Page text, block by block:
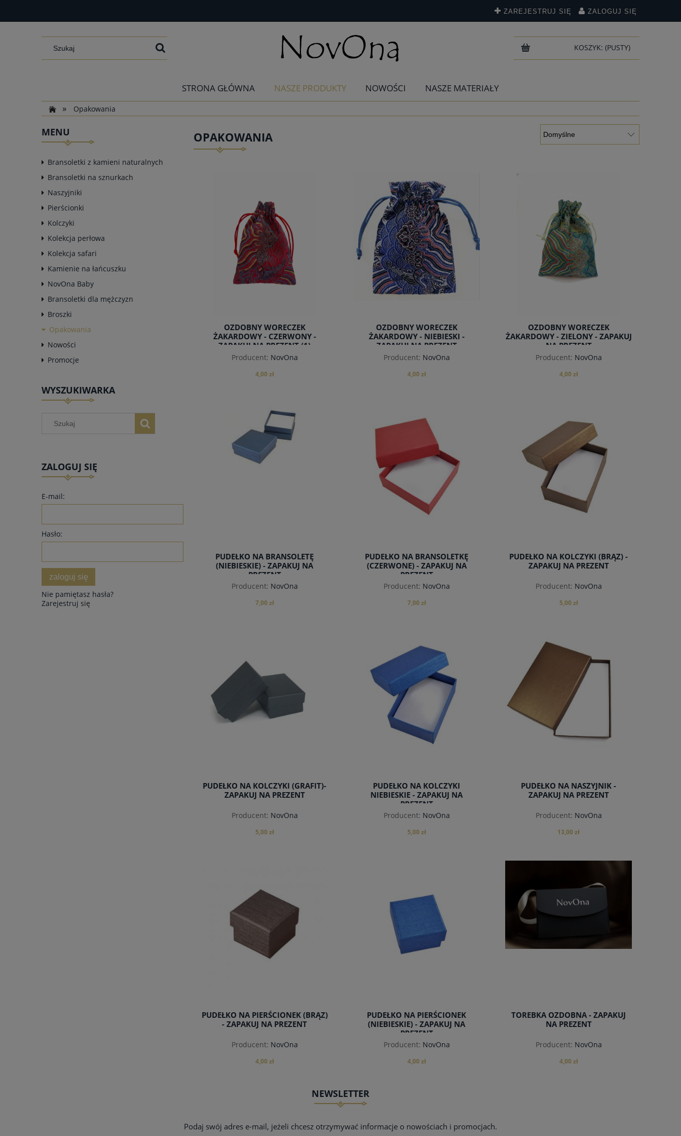
ZAREJESTRUJ SIĘ ZALOGUJ SIĘ
KOSZYK: (PUSTY)
STRONA GŁÓWNA NASZE PRODUKTY NOWOŚCI
NASZE MATERIAŁY
»
Opakowania
MENU
Bransoletki z kamieni naturalnych
Bransoletki na sznurkach
Naszyjniki
Pierścionki
Kolczyki
Kolekcja perłowa
Kolekcja safari
Kamienie na łańcuszku
NovOna Baby
Bransoletki dla mężczyzn
Broszki
Opakowania
Nowości
Promocje
WYSZUKIWARKA
ZALOGUJ SIĘ
E-mail:
Hasło:
zaloguj się
Nie pamiętasz hasła?
Zarejestruj się
OPAKOWANIA
OZDOBNY WORECZEK
ŻAKARDOWY - CZERWONY -
ZAPAKUJ NA PREZENT (1)
Producent: NovOna
4,00 zł
do koszyka
OZDOBNY WORECZEK
ŻAKARDOWY - NIEBIESKI -
ZAPAKUJ NA PREZENT
Producent: NovOna
4,00 zł
do koszyka
OZDOBNY WORECZEK
ŻAKARDOWY - ZIELONY - ZAPAKUJ
NA PREZENT
Producent: NovOna
4,00 zł
do koszyka
PUDEŁKO NA BRANSOLETĘ
(NIEBIESKIE) - ZAPAKUJ NA
PREZENT
Producent: NovOna
7,00 zł
PUDEŁKO NA BRANSOLETKĘ
(CZERWONE) - ZAPAKUJ NA
PREZENT
Producent: NovOna
7,00 zł
do koszyka
PUDEŁKO NA KOLCZYKI (BRĄZ) -
ZAPAKUJ NA PREZENT
Producent: NovOna
5,00 zł
powiadom o dostępności
PUDEŁKO NA KOLCZYKI (GRAFIT)-
ZAPAKUJ NA PREZENT
Producent: NovOna
5,00 zł
PUDEŁKO NA KOLCZYKI
NIEBIESKIE - ZAPAKUJ NA
PREZENT
Producent: NovOna
5,00 zł
PUDEŁKO NA NASZYJNIK -
ZAPAKUJ NA PREZENT
Producent: NovOna
13,00 zł
do koszyka
PUDEŁKO NA PIERŚCIONEK (BRĄZ)
- ZAPAKUJ NA PREZENT
Producent: NovOna
4,00 zł
PUDEŁKO NA PIERŚCIONEK
(NIEBIESKIE) - ZAPAKUJ NA
PREZENT
Producent: NovOna
4,00 zł
TOREBKA OZDOBNA - ZAPAKUJ
NA PREZENT
Producent: NovOna
4,00 zł
NEWSLETTER
Podaj swój adres e-mail, jeżeli chcesz otrzymywać informacje o nowościach i promocjach.